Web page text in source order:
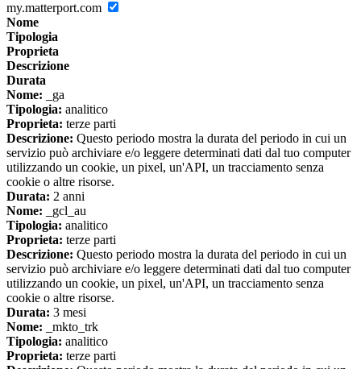
my.matterport.com
Nome
Tipologia
Proprieta
Descrizione
Durata
Nome: _ga
Tipologia: analitico
Proprieta: terze parti
Descrizione: Questo periodo mostra la durata del periodo in cui un
servizio può archiviare e/o leggere determinati dati dal tuo computer
utilizzando un cookie, un pixel, un'API, un tracciamento senza
cookie o altre risorse.
Durata: 2 anni
Nome: _gcl_au
Tipologia: analitico
Proprieta: terze parti
Descrizione: Questo periodo mostra la durata del periodo in cui un
servizio può archiviare e/o leggere determinati dati dal tuo computer
utilizzando un cookie, un pixel, un'API, un tracciamento senza
cookie o altre risorse.
Durata: 3 mesi
Nome: _mkto_trk
Tipologia: analitico
Proprieta: terze parti